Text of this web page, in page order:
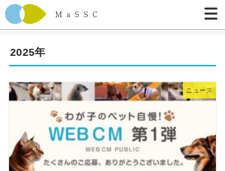
2025年
ニュース